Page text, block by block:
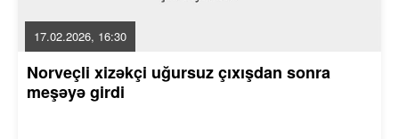
17.02.2026, 16:30
Norveçli xizəkçi uğursuz çıxışdan sonra
meşəyə girdi